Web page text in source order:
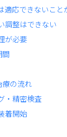
適応できないこと
調整はできない
が必要
間
療の流れ
・精密検査
着開始